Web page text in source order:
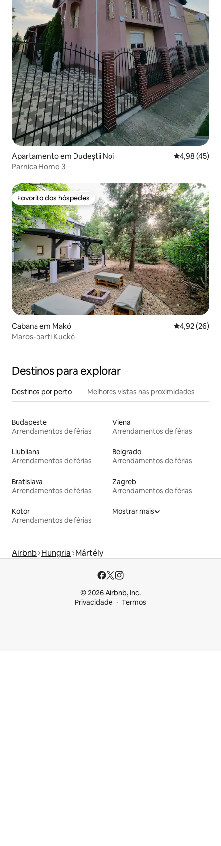
Apartamento em Dudeștii Noi Classificação
4,98 (45)
Parnica Home 3
Favorito dos hóspedes
Favorito dos hóspedes
Cabana em Makó Classificação
4,92 (26)
Maros-parti Kuckó
Destinos para explorar
Destinos por perto Melhores vistas nas proximidades
Budapeste
Arrendamentos de férias
Viena
Arrendamentos de férias
Liubliana
Arrendamentos de férias
Belgrado
Arrendamentos de férias
Bratislava
Arrendamentos de férias
Zagreb
Arrendamentos de férias
Kotor
Arrendamentos de férias
Mostrar mais
Airbnb Hungria Mártély
© 2026 Airbnb, Inc.
Privacidade
Termos